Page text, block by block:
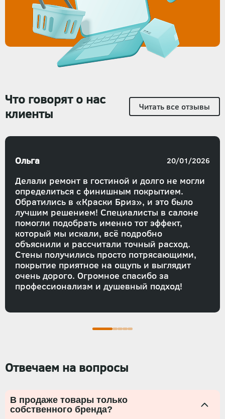
Что говорят о нас
клиенты
Читать все отзывы
Делали ремонт в гостиной и долго не могли
определиться с финишным покрытием.
Обратились в «Краски Бриз», и это было
лучшим решением! Специалисты в салоне
помогли подобрать именно тот эффект,
который мы искали, всё подробно
объяснили и рассчитали точный расход.
Стены получились просто потрясающими,
покрытие приятное на ощупь и выглядит
очень дорого. Огромное спасибо за
профессионализм и душевный подход!
Ольга 20/01/2026
Отвечаем на вопросы
В продаже товары только
собственного бренда?